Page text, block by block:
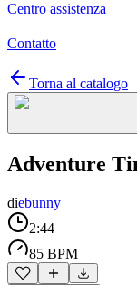
Centro assistenza
Contatto
Torna al catalogo
Adventure
diebunny
2:44
85 BPM